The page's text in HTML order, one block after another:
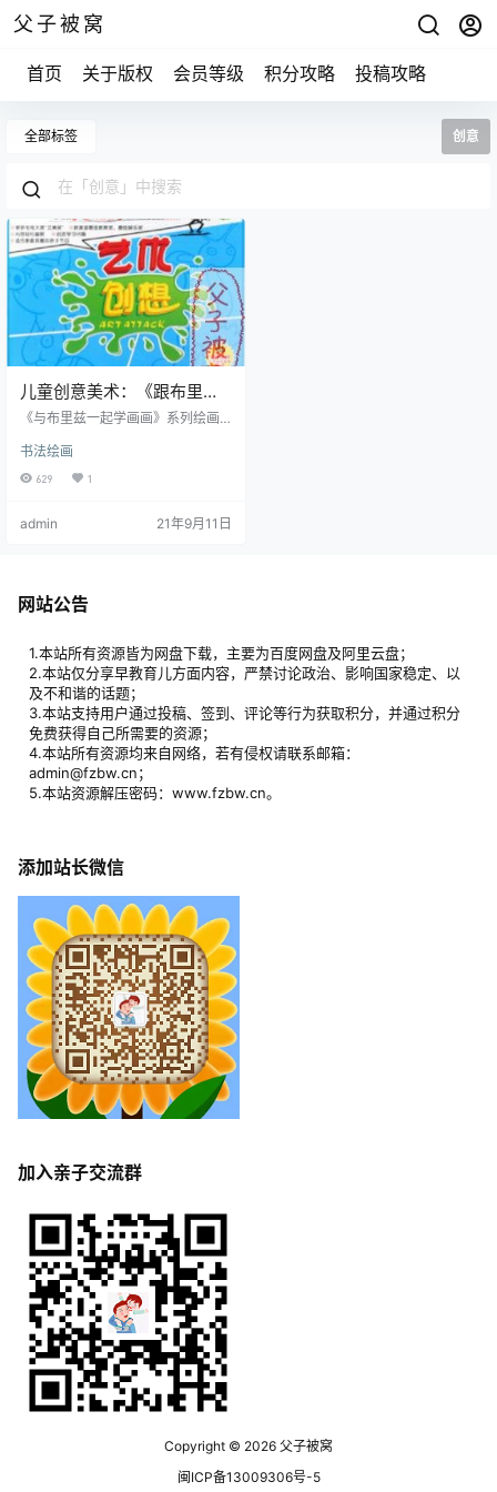
父子被窝
首页 关于版权 会员等级 积分攻略 投稿攻略
全部标签 创意
儿童创意美术：《跟布里兹
学画画》(92集) 共12DVD
《与布里兹一起学画画》系列绘画
卡”齐名的电视大奖“艾米奖”，并获
得“最佳教育奖”和“最佳娱乐奖”等4
了有关卡通人物、动物、卡通道
度评价！ 节目在美国、新加坡、日
本以及国内北京电视台、广州电视
书法绘画
629 1
admin 21年9月11日
网站公告
1.本站所有资源皆为网盘下载，主要为百度网盘及阿里云盘；
2.本站仅分享早教育儿方面内容，严禁讨论政治、影响国家稳定、以
及不和谐的话题；
3.本站支持用户通过投稿、签到、评论等行为获取积分，并通过积分
免费获得自己所需要的资源；
4.本站所有资源均来自网络，若有侵权请联系邮箱：
admin@fzbw.cn；
5.本站资源解压密码：www.fzbw.cn。
添加站长微信
加入亲子交流群
Copyright © 2026 父子被窝
闽ICP备13009306号-5